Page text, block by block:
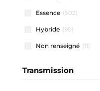
A1 SPORTBACK
A3 ALLSTREET
A3 BERLINE (1)
A3 SPORTBACK
Essence (502)
Hybride (90)
Non renseigné (11)
Transmission